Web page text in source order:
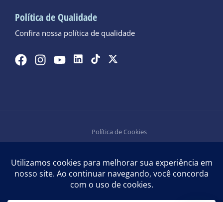
Política de Qualidade
Confira nossa política de qualidade
Política de Cookies